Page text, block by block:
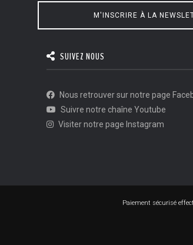
M'INSCRIRE À LA
SUIVEZ NOUS
Nous retrouver sur notre page
Suivre notre chaîne Youtube
Visiter notre page Instagram
Paiement sécurisé